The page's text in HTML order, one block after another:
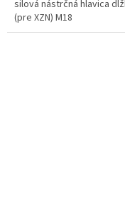
silová nástrčná hlavica
(pre XZN) M18